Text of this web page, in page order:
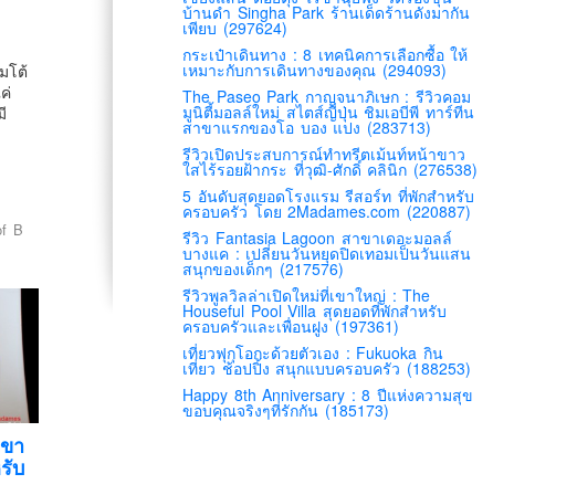
โต้
B
า
บ
บ้านดำ Singha Park ร้านเด็ดร้านดังมากัน
เพียบ (297624)
กระเป๋าเดินทาง : 8 เทคนิคการเลือกซื้อ ให้
เหมาะกับการเดินทางของคุณ (294093)
The Paseo Park กาญจนาภิเษก : รีวิวคอม
มูนิตี้มอลล์ใหม่ สไตส์ญี่ปุ่น ชิมเอบีพี ทาร์ทีน
สาขาแรกของโอ บอง แปง (283713)
รีวิวเปิดประสบการณ์ทำทรีตเม้นท์หน้าขาว
ใสไร้รอยฝ้ากระ ที่วุฒิ-ศักดิ์ คลินิก (276538)
5 อันดับสุดยอดโรงแรม รีสอร์ท ที่พักสำหรับ
ครอบครัว โดย 2Madames.com (220887)
รีวิว Fantasia Lagoon สาขาเดอะมอลล์
บางแค : เปลี่ยนวันหยุดปิดเทอมเป็นวันแสน
สนุกของเด็กๆ (217576)
รีวิวพูลวิลล่าเปิดใหม่ที่เขาใหญ่ : The
Houseful Pool Villa สุดยอดที่พักสำหรับ
ครอบครัวและเพื่อนฝูง (197361)
เที่ยวฟุกุโอกะด้วยตัวเอง : Fukuoka กิน
เที่ยว ช้อปปิ้ง สนุกแบบครอบครัว (188253)
Happy 8th Anniversary : 8 ปีแห่งความสุข
ขอบคุณจริงๆที่รักกัน (185173)